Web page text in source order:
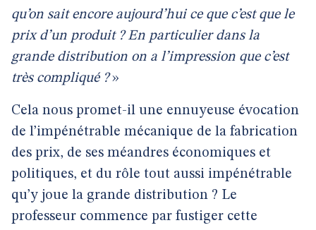
qu’on sait encore aujourd’hui ce que c’est que le
prix d’un produit ? En particulier dans la
grande distribution on a l’impression que c’est
très compliqué ?»
Cela nous promet-il une ennuyeuse évocation
de l’impénétrable mécanique de la fabrication
des prix, de ses méandres économiques et
politiques, et du rôle tout aussi impénétrable
qu’y joue la grande distribution ? Le
professeur commence par fustiger cette